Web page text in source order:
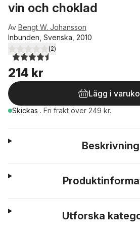
vin och choklad
Av Bengt W. Johansson
Inbunden, Svenska, 2010
4,5utav 5 stjärnor. Totalt antal röster:
(2)
214 kr
Lägg i
Skickas . Fri frakt över 249 kr.
Beskrivning
Utforska